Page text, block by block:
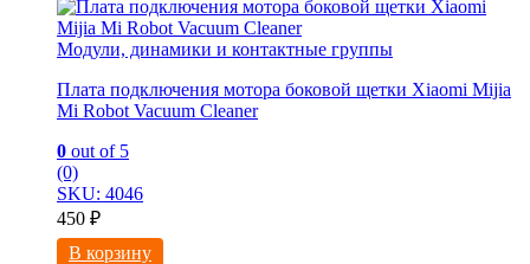
Модули, динамики и контактные группы
Плата подключения мотора боковой щетки Xiaomi Mijia
Mi Robot Vacuum Cleaner
0 out of 5
(0)
SKU: 4046
450 ₽
В корзину